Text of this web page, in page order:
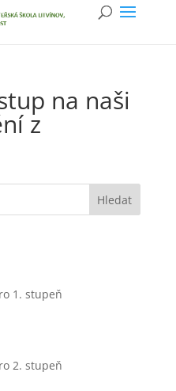
na naši
z
1. stupeň
2. stupeň